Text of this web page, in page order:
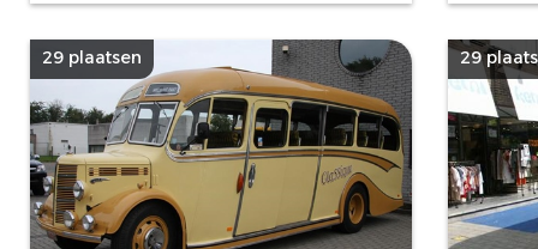
29 plaatsen 29